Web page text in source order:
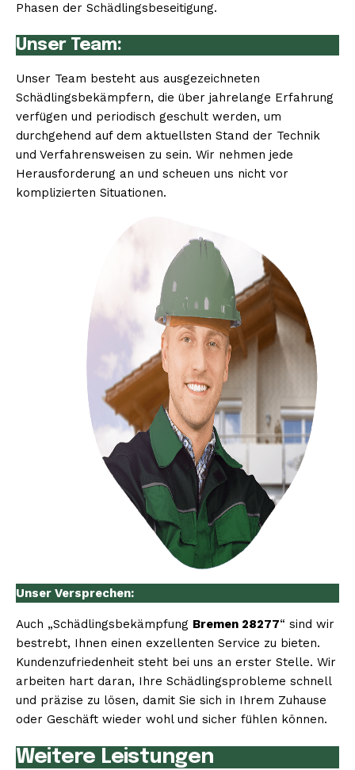
Phasen der Schädlingsbeseitigung.
Unser Team:
Unser Team besteht aus ausgezeichneten
Schädlingsbekämpfern, die über jahrelange Erfahrung
verfügen und periodisch geschult werden, um
durchgehend auf dem aktuellsten Stand der Technik
und Verfahrensweisen zu sein. Wir nehmen jede
Herausforderung an und scheuen uns nicht vor
komplizierten Situationen.
Unser Versprechen:
Auch „Schädlingsbekämpfung Bremen 28277“ sind wir
bestrebt, Ihnen einen exzellenten Service zu bieten.
Kundenzufriedenheit steht bei uns an erster Stelle. Wir
arbeiten hart daran, Ihre Schädlingsprobleme schnell
und präzise zu lösen, damit Sie sich in Ihrem Zuhause
oder Geschäft wieder wohl und sicher fühlen können.
Weitere Leistungen